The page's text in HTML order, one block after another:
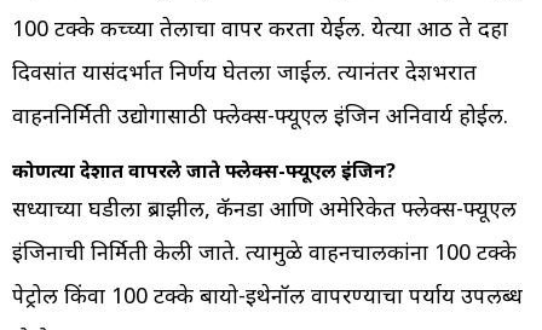
100 टक्के कच्च्या तेलाचा वापर करता येईल. येत्या आठ ते दहा
दिवसांत यासंदर्भात निर्णय घेतला जाईल. त्यानंतर देशभरात
वाहननिर्मिती उद्योगासाठी फ्लेक्स-फ्यूएल इंजिन अनिवार्य होईल.
कोणत्या देशात वापरले जाते फ्लेक्स-फ्यूएल इंजिन?
सध्याच्या घडीला ब्राझील, कॅनडा आणि अमेरिकेत फ्लेक्स-फ्यूएल
इंजिनाची निर्मिती केली जाते. त्यामुळे वाहनचालकांना 100 टक्के
पेट्रोल किंवा 100 टक्के बायो-इथेनॉल वापरण्याचा पर्याय उपलब्ध